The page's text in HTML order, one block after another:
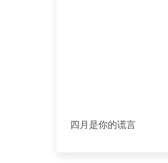
四月是你的谎言